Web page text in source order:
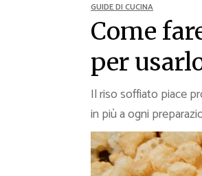
GUIDE DI CUCINA
Come
per
Il riso soffiato piace
in più a ogni